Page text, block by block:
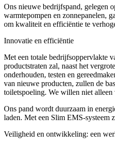
Ons nieuwe bedrijfspand, gelegen
warmtepompen en zonnepanelen,
om kwaliteit en efficiëntie te
Innovatie en efficiëntie
Met een totale bedrijfsoppervlakte
productstraten zal, naast het
onderhouden, testen en
van nieuwe producten, zullen de
toiletspoeling. We willen niet alleen
Ons pand wordt duurzaam in
laden. Met een Slim EMS-systeem
Veiligheid en ontwikkeling: een